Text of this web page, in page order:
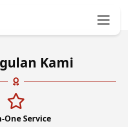
Kami
One Service